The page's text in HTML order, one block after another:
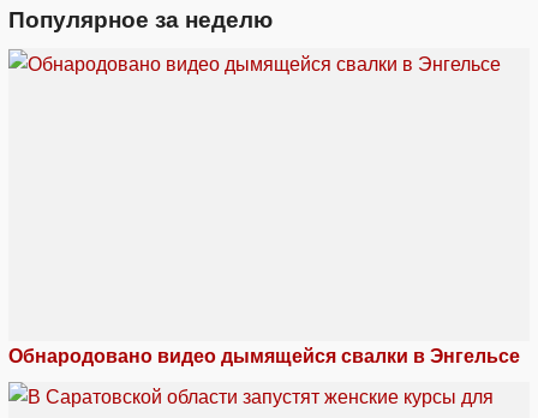
Популярное за неделю
Обнародовано видео дымящейся свалки в Энгельсе